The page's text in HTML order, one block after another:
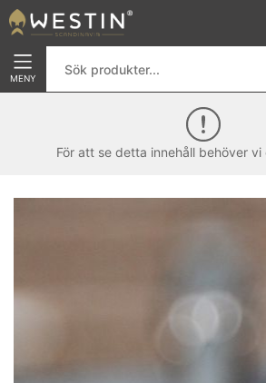
MENY
För att se detta innehåll behöver